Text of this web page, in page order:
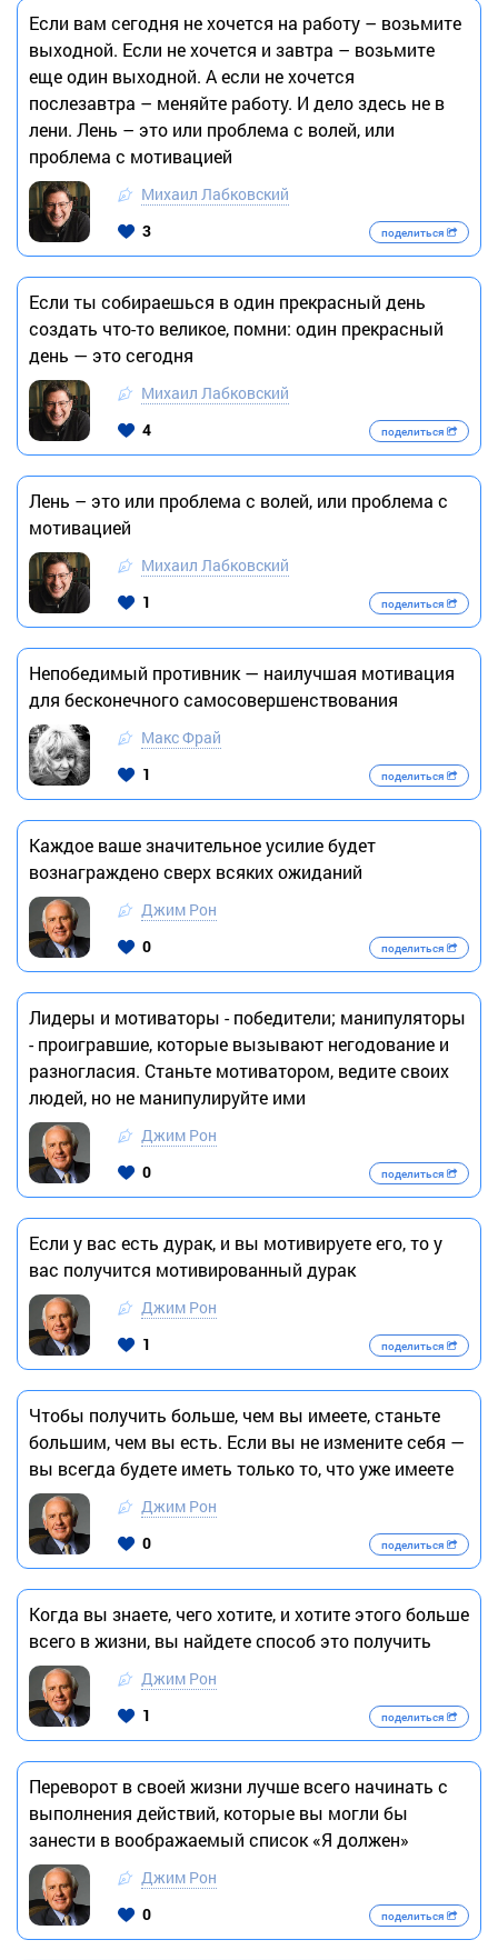
Если вам сегодня не хочется на работу – возьмите
выходной. Если не хочется и завтра – возьмите
еще один выходной. А если не хочется
послезавтра – меняйте работу. И дело здесь не в
лени. Лень – это или проблема с волей, или
проблема с мотивацией
Михаил Лабковский
3
поделиться
Если ты собираешься в один прекрасный день
создать что-то великое, помни: один прекрасный
день — это сегодня
Михаил Лабковский
4
поделиться
Лень – это или проблема с волей, или проблема с
мотивацией
Михаил Лабковский
1
поделиться
Непобедимый противник — наилучшая мотивация
для бесконечного самосовершенствования
Макс Фрай
1
поделиться
Каждое ваше значительное усилие будет
вознаграждено сверх всяких ожиданий
Джим Рон
0
поделиться
Лидеры и мотиваторы - победители; манипуляторы
- проигравшие, которые вызывают негодование и
разногласия. Станьте мотиватором, ведите своих
людей, но не манипулируйте ими
Джим Рон
0
поделиться
Если у вас есть дурак, и вы мотивируете его, то у
вас получится мотивированный дурак
Джим Рон
1
поделиться
Чтобы получить больше, чем вы имеете, станьте
большим, чем вы есть. Если вы не измените себя —
вы всегда будете иметь только то, что уже имеете
Джим Рон
0
поделиться
Когда вы знаете, чего хотите, и хотите этого больше
всего в жизни, вы найдете способ это получить
Джим Рон
1
поделиться
Переворот в своей жизни лучше всего начинать с
выполнения действий, которые вы могли бы
занести в воображаемый список «Я должен»
Джим Рон
0
поделиться